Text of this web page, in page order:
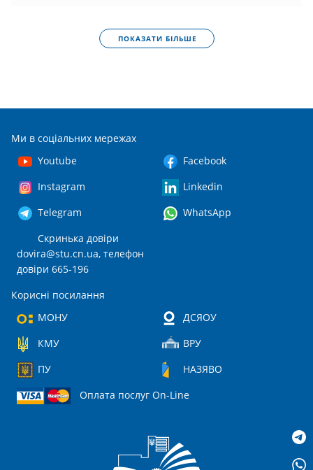
ПОКАЗАТИ БІЛЬШЕ
Ми в соціальних мережах
Youtube
Facebook
Instagram
Linkedin
Telegram
WhatsApp
Скринька довіри
dovira@stu.cn.ua, телефон
довіри 665-196
Корисні посилання
МОНУ
ДСЯОУ
КМУ
ВРУ
ПУ
НАЗЯВО
Оплата послуг On-Line